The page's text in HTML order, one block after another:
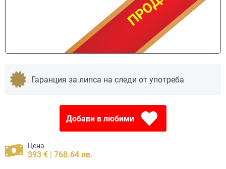
Гаранция за липса на следи от употреба
Добави в любими
Цена
393 € | 768.64 лв.